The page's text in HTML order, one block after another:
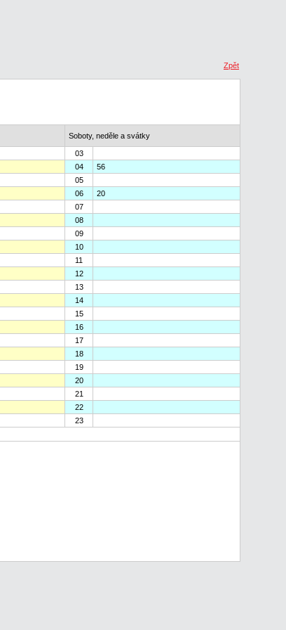
Zpět
Soboty, neděle a svátky
03
04
56
05
06
20
07
08
09
10
11
12
13
14
15
16
17
18
19
20
21
22
23